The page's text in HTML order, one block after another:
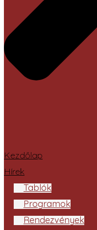
Kezdőlap
Hírek
Tablók
Programok
Rendezvények